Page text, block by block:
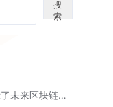
搜
索
赵长鹏与何一的对话，揭示了未来区块链的无限可能！